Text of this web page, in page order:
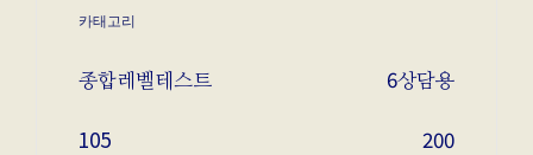
카태고리
상담용
종합레벨테스트 6
105 200